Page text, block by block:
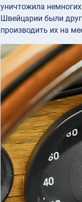
уничтожила
Швейцарии были
производить их на